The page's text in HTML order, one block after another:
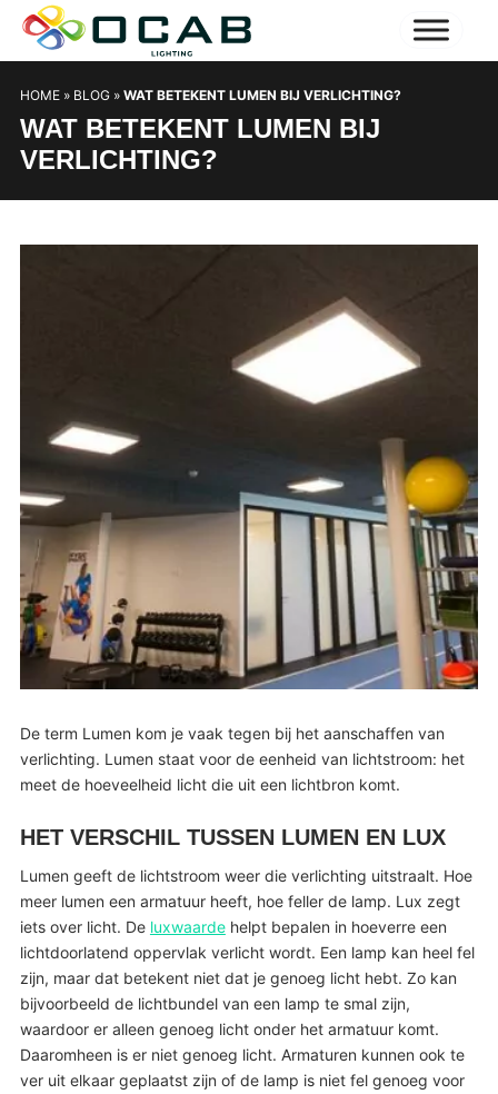
HOME» BLOG» WAT BETEKENT LUMEN BIJ VERLICHTING?
WAT BETEKENT LUMEN BIJ
VERLICHTING?
De term Lumen kom je vaak tegen bij het aanschaffen van
verlichting. Lumen staat voor de eenheid van lichtstroom: het
meet de hoeveelheid licht die uit een lichtbron komt.
HET VERSCHIL TUSSEN LUMEN EN LUX
Lumen geeft de lichtstroom weer die verlichting uitstraalt. Hoe
meer lumen een armatuur heeft, hoe feller de lamp. Lux zegt
iets over licht. De luxwaardehelpt bepalen in hoeverre een
lichtdoorlatend oppervlak verlicht wordt. Een lamp kan heel fel
zijn, maar dat betekent niet dat je genoeg licht hebt. Zo kan
bijvoorbeeld de lichtbundel van een lamp te smal zijn,
waardoor er alleen genoeg licht onder het armatuur komt.
Daaromheen is er niet genoeg licht. Armaturen kunnen ook te
ver uit elkaar geplaatst zijn of de lamp is niet fel genoeg voor